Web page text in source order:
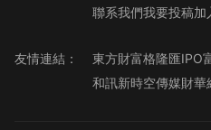
聯系我們我要投稿加
友情連結： 東方財富格隆匯IPO
和訊新時空傳媒財華